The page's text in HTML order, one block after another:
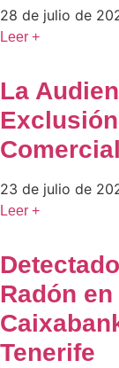
28 de julio de
Leer +
La
23 de julio de
Leer +
Radón
Tenerife